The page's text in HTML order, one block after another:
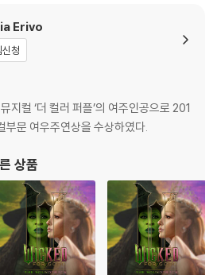
공정시 앨범마다 색상 차이가 나는 경우도
서 다른 색상 염료가 섞여 얼룩과 번짐, 반점
청 시에는 불량 확인을 위해 개봉 시의 동영
기 모델명을 첨부하여 첨부하여 고객센터에
재킷에 손상이 발생할 가능성이 높고 재판매
부탁드립니다.
Erivo
청
지컬 ‘더 컬러 퍼플’의 여주인공으로 201
문 여우주연상을 수상하였다.
상품